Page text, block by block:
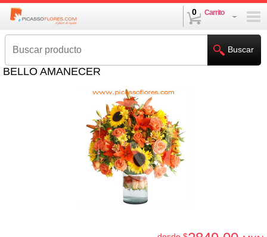
0 Carrito
Buscar
BELLO AMANECER